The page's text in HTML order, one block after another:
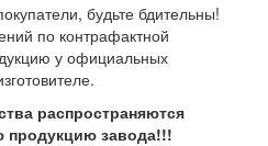
будьте бдительны!
по контрафактной
у официальных
распространяются
продукцию завода!!!